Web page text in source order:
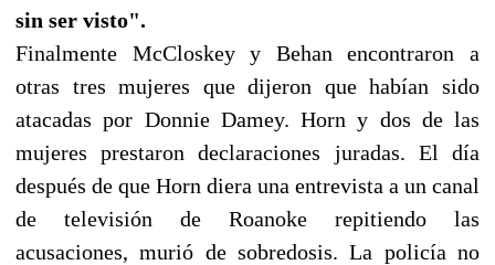
sin ser visto".
Finalmente McCloskey y Behan encontraron a
otras tres mujeres que dijeron que habían sido
atacadas por Donnie Damey. Horn y dos de las
mujeres prestaron declaraciones juradas. El día
después de que Horn diera una entrevista a un canal
de televisión de Roanoke repitiendo las
acusaciones, murió de sobredosis. La policía no